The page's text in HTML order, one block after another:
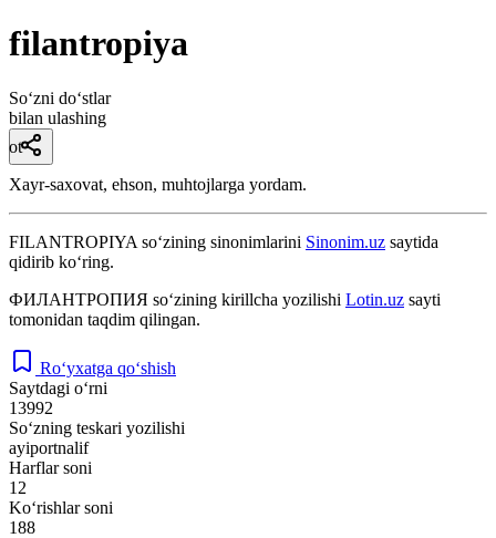
filantropiya
So‘zni do‘stlar
bilan ulashing
ot
Xayr-saxovat, ehson, muhtojlarga yordam.
FILANTROPIYA so‘zining sinonimlarini Sinonim.uz saytida
qidirib ko‘ring.
ФИЛАНТРОПИЯ so‘zining kirillcha yozilishi Lotin.uz sayti
tomonidan taqdim qilingan.
Ro‘yxatga qo‘shish
Saytdagi o‘rni
13992
So‘zning teskari yozilishi
ayiportnalif
Harflar soni
12
Ko‘rishlar soni
188